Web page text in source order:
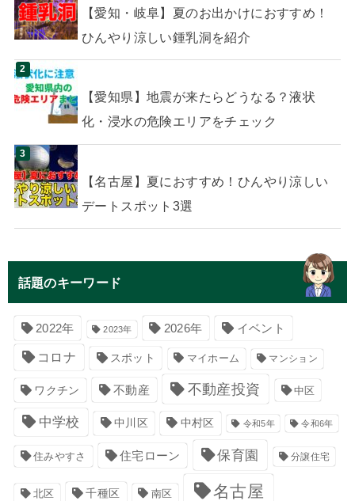
【愛知・岐阜】夏のお出かけにおすすめ！
ひんやり涼しい鍾乳洞を紹介
【愛知県】地震が来たらどうなる？液状
化・浸水の危険エリアをチェック
【名古屋】夏におすすめ！ひんやり涼しい
デートスポット3選
話題のキーワード
2022年 2023年 2026年 イベント
コロナ スポット マイホーム マンション
ワクチン 不動産 不動産投資 中区
中学校 中川区 中村区 令和5年 令和6年
住みやすさ 住宅ローン 保育園 分譲住宅
北区 千種区 南区 名古屋